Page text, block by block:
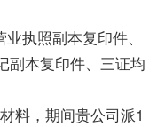
执照副本复印件、
副本复印件、三证均
料，期间贵公司派1